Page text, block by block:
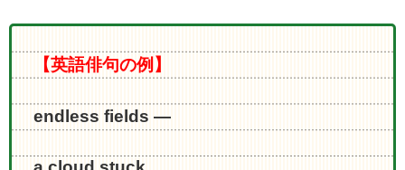
【英語俳句の例】
endless fields ―